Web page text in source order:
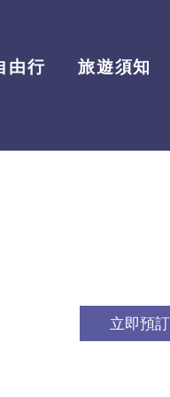
由行 旅遊須知
立即預訂